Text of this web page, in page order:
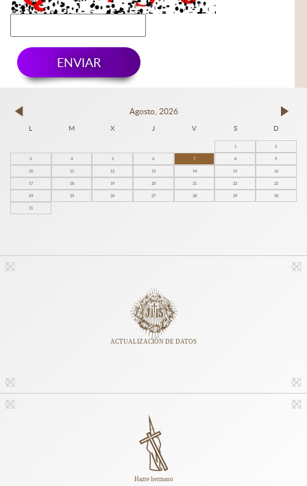
ENVIAR
Agosto, 2026
L M X J V S D
1
2
3
4 5 6 7 8
9
10
11 12 13 14 15
16
17
18 19 20 21 22
23
24
25 26 27 28 29
30
31
ACTUALIZACIÓN DE DATOS
Hazte hermano